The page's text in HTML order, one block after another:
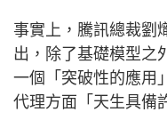
事實上，騰訊總裁劉
出，除了基礎模型之
一個「突破性的應用
代理方面「天生具備